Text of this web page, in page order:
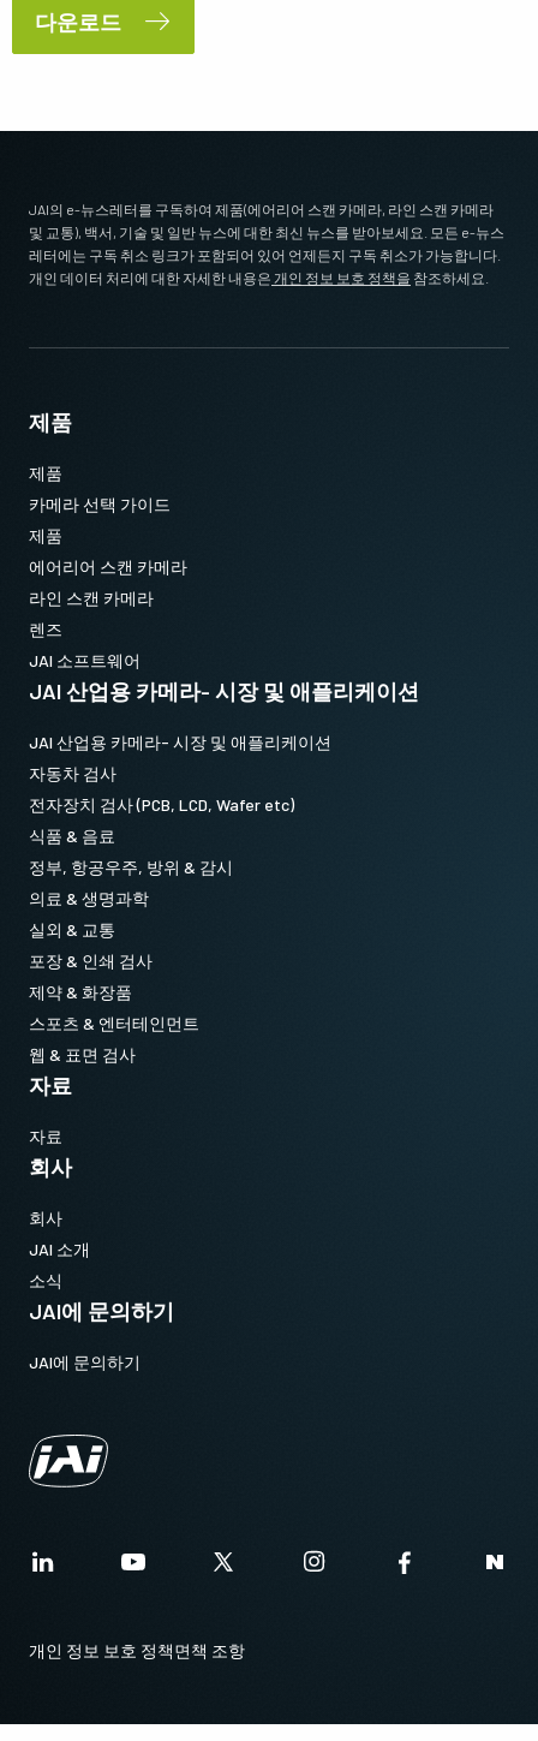
다운로드
JAI의 e-뉴스레터를 구독하여 제품(에어리어 스캔 카메라, 라인 스캔 카메라
및 교통), 백서, 기술 및 일반 뉴스에 대한 최신 뉴스를 받아보세요. 모든 e-뉴스
레터에는 구독 취소 링크가 포함되어 있어 언제든지 구독 취소가 가능합니다.
개인 데이터 처리에 대한 자세한 내용은 개인 정보 보호 정책을 참조하세요.
제품
제품
카메라 선택 가이드
제품
에어리어 스캔 카메라
라인 스캔 카메라
렌즈
JAI 소프트웨어
JAI 산업용 카메라- 시장 및 애플리케이션
JAI 산업용 카메라- 시장 및 애플리케이션
자동차 검사
전자장치 검사 (PCB, LCD, Wafer etc)
식품 & 음료
정부, 항공우주, 방위 & 감시
의료 & 생명과학
실외 & 교통
포장 & 인쇄 검사
제약 & 화장품
스포츠 & 엔터테인먼트
웹 & 표면 검사
자료
자료
회사
회사
JAI 소개
소식
JAI에 문의하기
JAI에 문의하기
개인 정보 보호 정책면책 조항